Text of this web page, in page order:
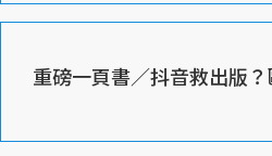
重磅一頁書／抖音救出版